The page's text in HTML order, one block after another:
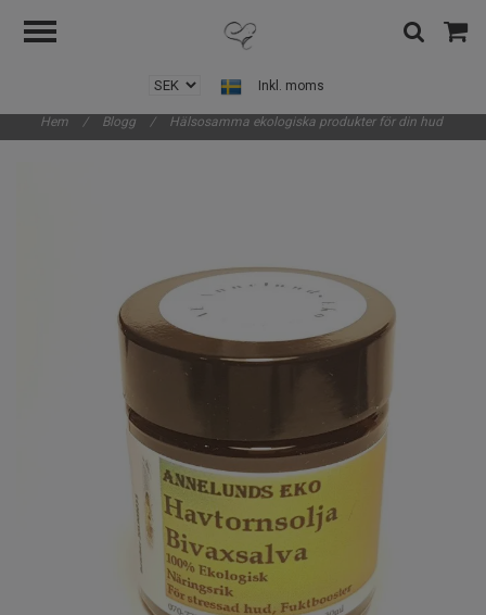
Inkl. moms
Hem / Blogg / Hälsosamma ekologiska produkter för din hud